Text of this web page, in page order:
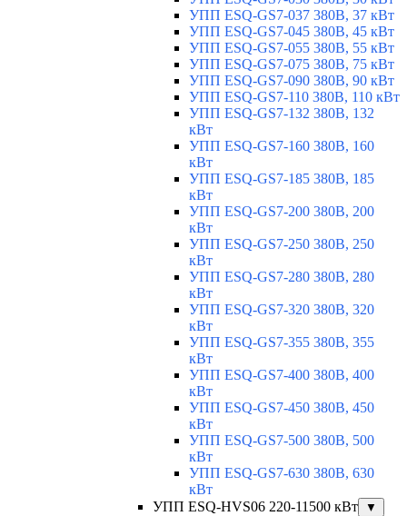
УПП ESQ-GS7-037 380В, 37 кВт
УПП ESQ-GS7-045 380В, 45 кВт
УПП ESQ-GS7-055 380В, 55 кВт
УПП ESQ-GS7-075 380В, 75 кВт
УПП ESQ-GS7-090 380В, 90 кВт
УПП ESQ-GS7-110 380В, 110 кВт
УПП ESQ-GS7-132 380В, 132
кВт
УПП ESQ-GS7-160 380В, 160
кВт
УПП ESQ-GS7-185 380В, 185
кВт
УПП ESQ-GS7-200 380В, 200
кВт
УПП ESQ-GS7-250 380В, 250
кВт
УПП ESQ-GS7-280 380В, 280
кВт
УПП ESQ-GS7-320 380В, 320
кВт
УПП ESQ-GS7-355 380В, 355
кВт
УПП ESQ-GS7-400 380В, 400
кВт
УПП ESQ-GS7-450 380В, 450
кВт
УПП ESQ-GS7-500 380В, 500
кВт
УПП ESQ-GS7-630 380В, 630
кВт
УПП ESQ-HVS06 220-11500 кВт
▼